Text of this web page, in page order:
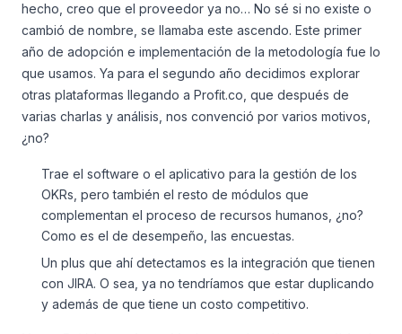
hecho, creo que el proveedor ya no… No sé si no existe o
cambió de nombre, se llamaba este ascendo. Este primer
año de adopción e implementación de la metodología fue lo
que usamos. Ya para el segundo año decidimos explorar
otras plataformas llegando a Profit.co, que después de
varias charlas y análisis, nos convenció por varios motivos,
¿no?
Trae el software o el aplicativo para la gestión de los
OKRs, pero también el resto de módulos que
complementan el proceso de recursos humanos, ¿no?
Como es el de desempeño, las encuestas.
Un plus que ahí detectamos es la integración que tienen
con JIRA. O sea, ya no tendríamos que estar duplicando
y además de que tiene un costo competitivo.